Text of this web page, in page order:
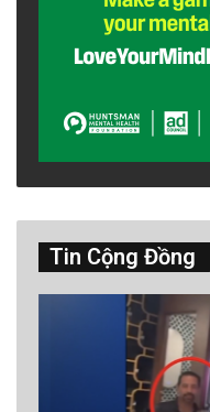
Tin Cộng Đồng